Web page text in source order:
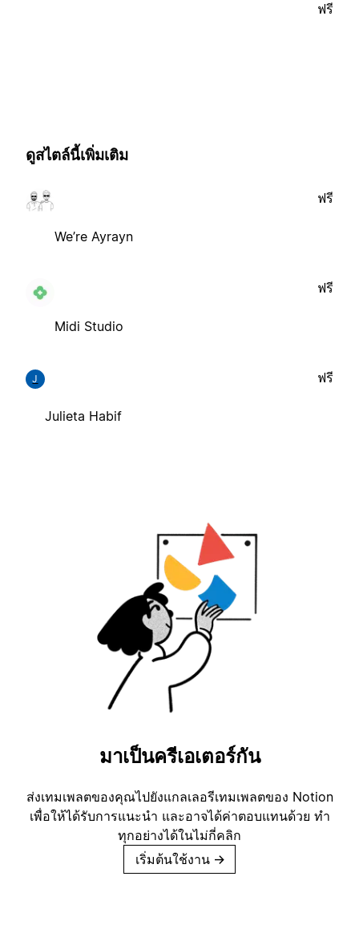
ฟรี
ดูสไตล์นี้เพิ่มเติม
We’re Ayrayn
ฟรี
Midi Studio
ฟรี
J
Julieta Habif
ฟรี
มาเป็นครีเอเตอร์กัน
ส่งเทมเพลตของคุณไปยังแกลเลอรีเทมเพลตของ Notion
เพื่อให้ได้รับการแนะนำ และอาจได้ค่าตอบแทนด้วย ทำ
ทุกอย่างได้ในไม่กี่คลิก
เริ่มต้นใช้งาน →